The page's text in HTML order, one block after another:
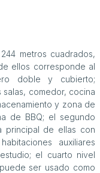
metros cuadrados,
ellos corresponde al
doble y cubierto;
comedor, cocina
y zona de
de BBQ; el segundo
principal de ellas con
auxiliares
el cuarto nivel
ser usado como